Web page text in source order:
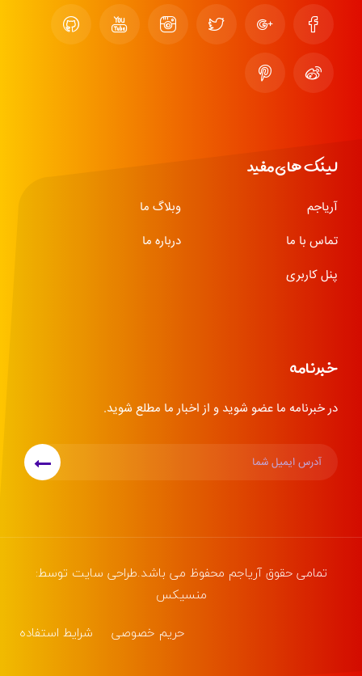
لینک های مفید
آریاجم
وبلاگ ما
تماس با ما
درباره ما
پنل کاربری
خبرنامه
در خبرنامه ما عضو شوید و از اخبار ما مطلع شوید.
تمامی حقوقآریاجم محفوظ می باشد.طراحی سایت توسط:
منسیکس
حریم خصوصی
شرایط استفاده